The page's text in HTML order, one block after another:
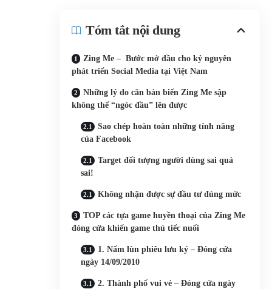
Tóm tắt nội dung
Zing Me – Bước mở đầu cho kỷ nguyên
phát triển Social Media tại Việt Nam
Những lý do căn bản biến Zing Me sập
không thể “ngóc đầu” lên được
Sao chép hoàn toàn những tính năng
của Facebook
Target đối tượng người dùng sai quá
sai!
Không nhận được sự đầu tư đúng mức
TOP các tựa game huyền thoại của Zing Me
đóng cửa khiến game thủ tiếc nuối
1. Nấm lùn phiêu lưu ký – Đóng cửa
ngày 14/09/2010
2. Thành phố vui vẻ – Đóng cửa ngày